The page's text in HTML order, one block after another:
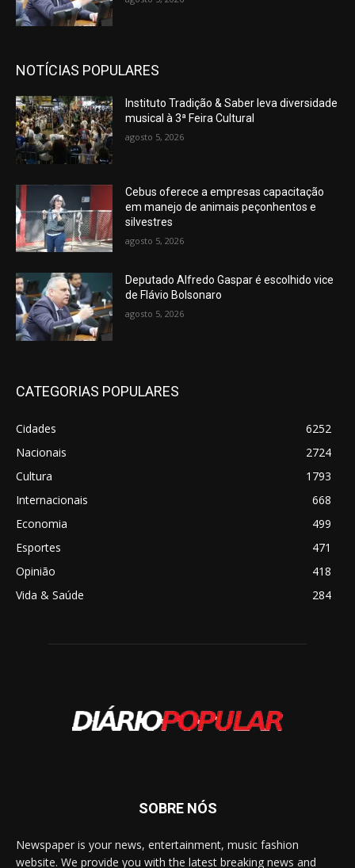
NOTÍCIAS POPULARES
Instituto Tradição & Saber leva diversidade
musical à 3ª Feira Cultural
agosto 5, 2026
Cebus oferece a empresas capacitação
em manejo de animais peçonhentos e
silvestres
agosto 5, 2026
Deputado Alfredo Gaspar é escolhido vice
de Flávio Bolsonaro
agosto 5, 2026
CATEGORIAS POPULARES
Cidades
6252
Nacionais
2724
Cultura
1793
Internacionais
668
Economia
499
Esportes
471
Opinião
418
Vida & Saúde
284
SOBRE NÓS
Newspaper is your news, entertainment, music fashion
website. We provide you with the latest breaking news and